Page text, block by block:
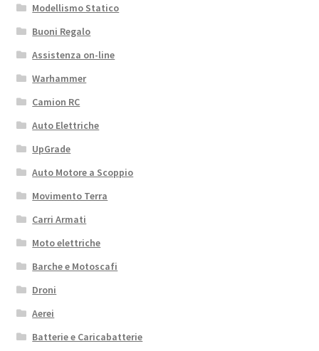
Modellismo Statico
Buoni Regalo
Assistenza on-line
Warhammer
Camion RC
Auto Elettriche
UpGrade
Auto Motore a Scoppio
Movimento Terra
Carri Armati
Moto elettriche
Barche e Motoscafi
Droni
Aerei
Batterie e Caricabatterie